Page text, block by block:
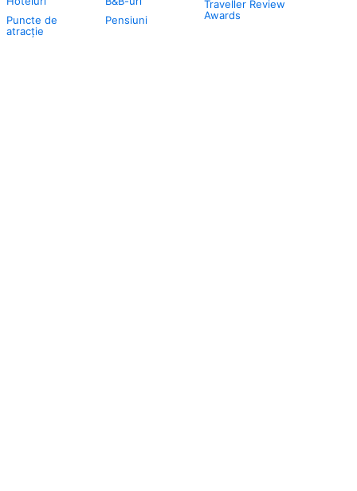
Puncte de
atracţie
Pensiuni
Traveller Review
Awards